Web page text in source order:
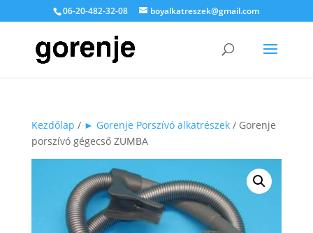
06-20-482-32-08 boyalkatreszek@gmail.com
Kezdőlap / ► Gorenje Porszívó alkatrészek/ Gorenje
porszívó gégecső ZUMBA